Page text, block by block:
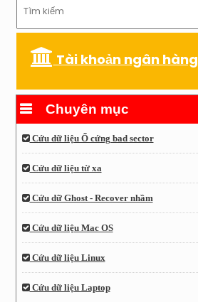
Tài khoản ngân hàng
Chuyên mục
Cứu dữ liệu Ổ cứng bad sector
Cứu dữ liệu từ xa
Cứu dữ Ghost - Recover nhầm
Cứu dữ liệu Mac OS
Cứu dữ liệu Linux
Cứu dữ liệu Laptop